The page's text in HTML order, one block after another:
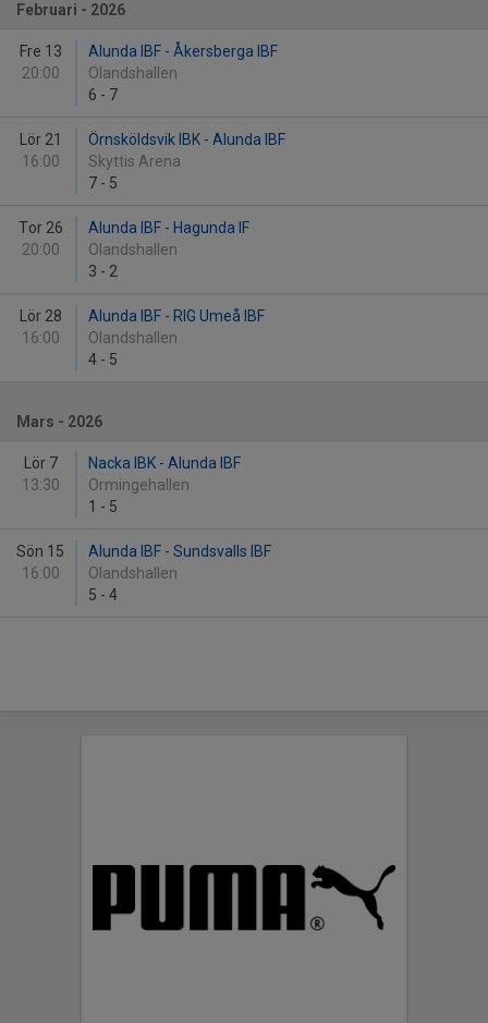
Februari - 2026
Fre 13
20:00
Alunda IBF - Åkersberga IBF
Olandshallen
6 - 7
Lör 21
16:00
Örnsköldsvik IBK - Alunda IBF
Skyttis Arena
7 - 5
Tor 26
20:00
Alunda IBF - Hagunda IF
Olandshallen
3 - 2
Lör 28
16:00
Alunda IBF - RIG Umeå IBF
Olandshallen
4 - 5
Mars - 2026
Lör 7
13:30
Nacka IBK - Alunda IBF
Ormingehallen
1 - 5
Sön 15
16:00
Alunda IBF - Sundsvalls IBF
Olandshallen
5 - 4